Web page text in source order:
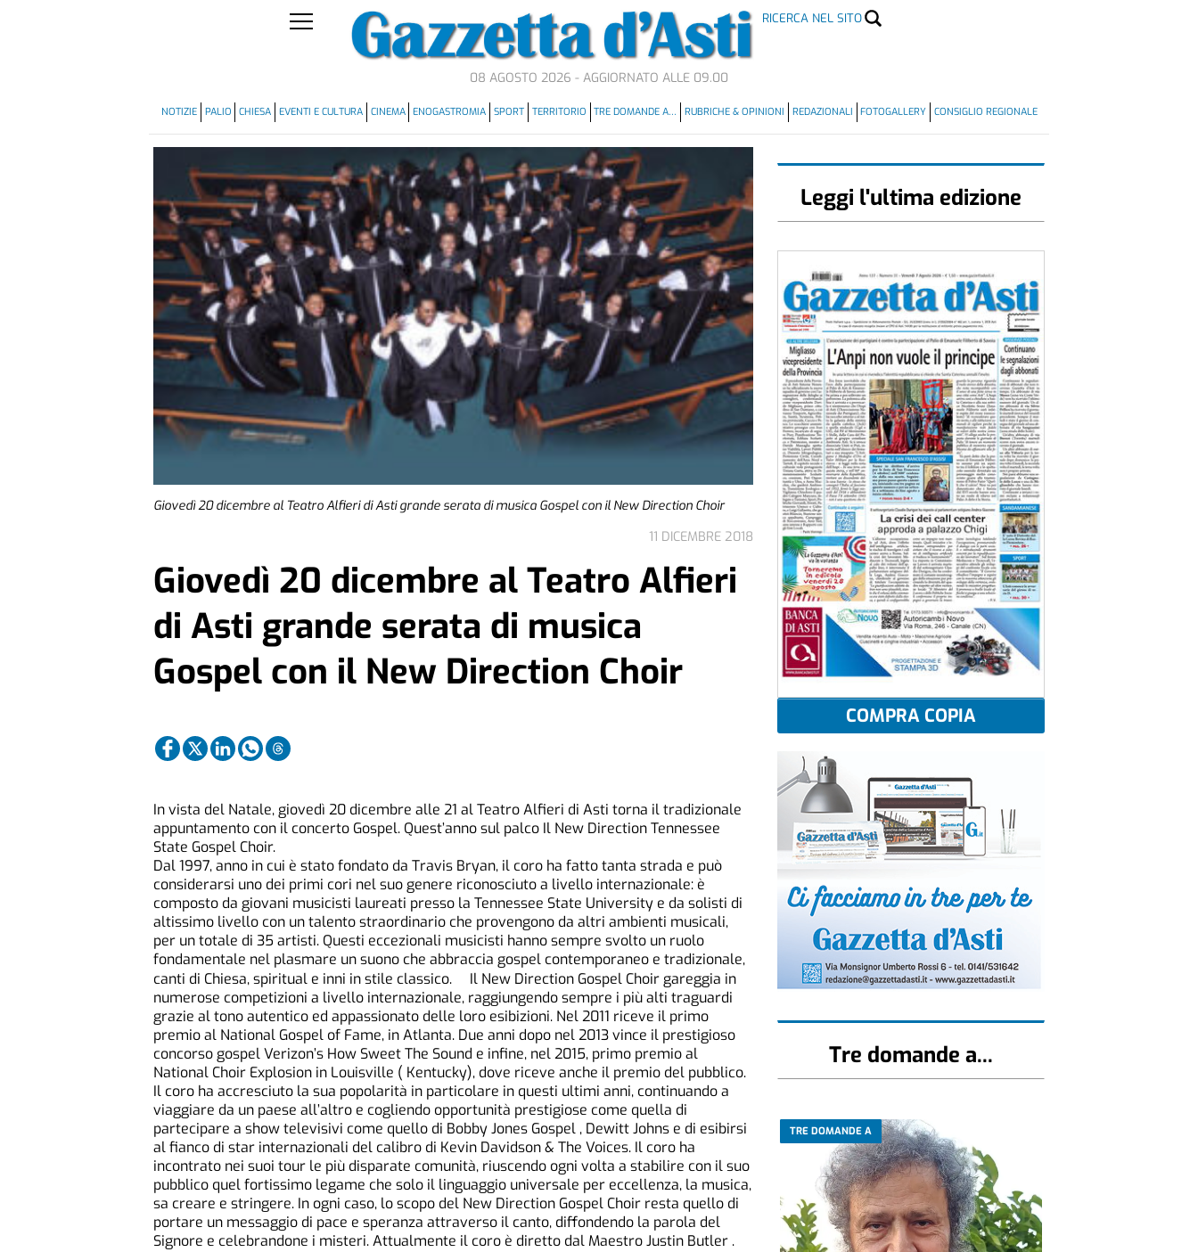
RICERCA NEL SITO
08 AGOSTO 2026 - AGGIORNATO ALLE 09.00
NOTIZIE PALIO CHIESA EVENTI E CULTURA CINEMA ENOGASTROMIA SPORT TERRITORIO TRE DOMANDE A… RUBRICHE & OPINIONI REDAZIONALI FOTOGALLERY CONSIGLIO REGIONALE
Giovedì 20 dicembre al Teatro Alfieri di Asti grande serata di musica Gospel con il New Direction Choir
11 DICEMBRE 2018
Giovedì 20 dicembre al Teatro Alfieri
di Asti grande serata di musica
Gospel con il New Direction Choir
In vista del Natale, giovedì 20 dicembre alle 21 al Teatro Alfieri di Asti torna il tradizionale
appuntamento con il concerto Gospel. Quest’anno sul palco Il New Direction Tennessee
State Gospel Choir.
Dal 1997, anno in cui è stato fondato da Travis Bryan, il coro ha fatto tanta strada e può
considerarsi uno dei primi cori nel suo genere riconosciuto a livello internazionale: è
composto da giovani musicisti laureati presso la Tennessee State University e da solisti di
altissimo livello con un talento straordinario che provengono da altri ambienti musicali,
per un totale di 35 artisti. Questi eccezionali musicisti hanno sempre svolto un ruolo
fondamentale nel plasmare un suono che abbraccia gospel contemporaneo e tradizionale,
canti di Chiesa, spiritual e inni in stile classico. Il New Direction Gospel Choir gareggia in
numerose competizioni a livello internazionale, raggiungendo sempre i più alti traguardi
grazie al tono autentico ed appassionato delle loro esibizioni. Nel 2011 riceve il primo
premio al National Gospel of Fame, in Atlanta. Due anni dopo nel 2013 vince il prestigioso
concorso gospel Verizon’s How Sweet The Sound e infine, nel 2015, primo premio al
National Choir Explosion in Louisville ( Kentucky), dove riceve anche il premio del pubblico.
Il coro ha accresciuto la sua popolarità in particolare in questi ultimi anni, continuando a
viaggiare da un paese all’altro e cogliendo opportunità prestigiose come quella di
partecipare a show televisivi come quello di Bobby Jones Gospel , Dewitt Johns e di esibirsi
al fianco di star internazionali del calibro di Kevin Davidson & The Voices. Il coro ha
incontrato nei suoi tour le più disparate comunità, riuscendo ogni volta a stabilire con il suo
pubblico quel fortissimo legame che solo il linguaggio universale per eccellenza, la musica,
sa creare e stringere. In ogni caso, lo scopo del New Direction Gospel Choir resta quello di
portare un messaggio di pace e speranza attraverso il canto, diffondendo la parola del
Signore e celebrandone i misteri. Attualmente il coro è diretto dal Maestro Justin Butler .
Leggi l'ultima edizione
COMPRA COPIA
Tre domande a...
TRE DOMANDE A